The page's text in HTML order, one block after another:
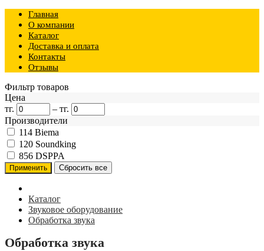
Главная
О компании
Каталог
Доставка и оплата
Контакты
Отзывы
Фильтр товаров
Цена
тг.
– тг.
Производители
114 Biema
120 Soundking
856 DSPPA
Каталог
Звуковое оборудование
Обработка звука
Обработка звука